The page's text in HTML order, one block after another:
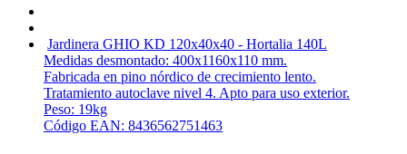
Jardinera GHIO KD 120x40x40 - Hortalia 140L
Medidas desmontado: 400x1160x110 mm.
Fabricada en pino nórdico de crecimiento lento.
Tratamiento autoclave nivel 4. Apto para uso exterior.
Peso: 19kg
Código EAN: 8436562751463